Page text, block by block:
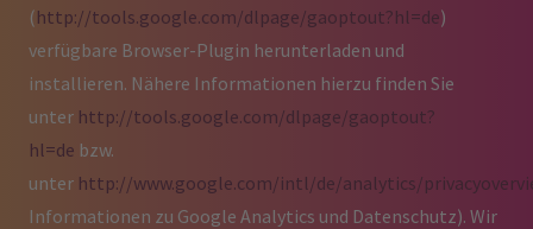
(http://tools.google.com/dlpage/gaoptout?hl=de)
verfügbare Browser-Plugin herunterladen und
installieren. Nähere Informationen hierzu finden Sie
unter http://tools.google.com/dlpage/gaoptout?
hl=de bzw.
unter http://www.google.com/intl/de/analytics/
Informationen zu Google Analytics und Datenschutz). Wir